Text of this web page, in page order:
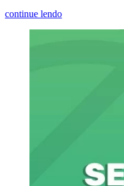
continue lendo